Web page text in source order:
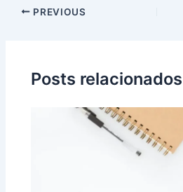
PREVIOUS
Posts relacionados